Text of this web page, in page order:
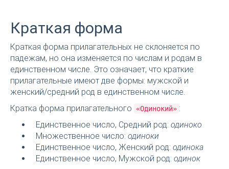
Краткая форма
Краткая форма прилагательных не склоняется по
падежам, но она изменяется по числам и родам в
единственном числе. Это означает, что краткие
прилагательные имеют две формы: мужской и
женский/средний род в единственном числе.
Кратка форма прилагательного
«Одинокий» :
Единственное число, Средний род: одиноко
Множественное число: одиноки
Единственное число, Женский род: одинока
Единственное число, Мужской род: одинок